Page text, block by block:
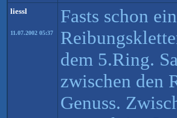
liessl
11.07.2002 05:37
Fasts schon
dem 5.Ring.
zwischen den
Genuss.